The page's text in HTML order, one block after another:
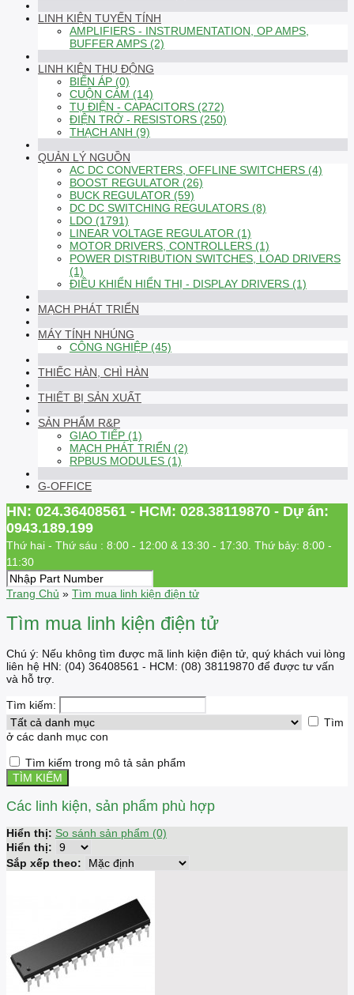
LINH KIỆN TUYẾN TÍNH
AMPLIFIERS - INSTRUMENTATION, OP AMPS,
BUFFER AMPS (2)
LINH KIỆN THỤ ĐỘNG
BIẾN ÁP (0)
CUỘN CẢM (14)
TỤ ĐIỆN - CAPACITORS (272)
ĐIỆN TRỞ - RESISTORS (250)
THẠCH ANH (9)
QUẢN LÝ NGUỒN
AC DC CONVERTERS, OFFLINE SWITCHERS (4)
BOOST REGULATOR (26)
BUCK REGULATOR (59)
DC DC SWITCHING REGULATORS (8)
LDO (1791)
LINEAR VOLTAGE REGULATOR (1)
MOTOR DRIVERS, CONTROLLERS (1)
POWER DISTRIBUTION SWITCHES, LOAD DRIVERS
(1)
ĐIỀU KHIỂN HIỂN THỊ - DISPLAY DRIVERS (1)
MẠCH PHÁT TRIỂN
MÁY TÍNH NHÚNG
CÔNG NGHIỆP (45)
THIẾC HÀN, CHÌ HÀN
THIẾT BỊ SẢN XUẤT
SẢN PHẨM R&P
GIAO TIẾP (1)
MẠCH PHÁT TRIỂN (2)
RPBUS MODULES (1)
G-OFFICE
HN: 024.36408561 - HCM: 028.38119870 - Dự án:
0943.189.199
Thứ hai - Thứ sáu : 8:00 - 12:00 & 13:30 - 17:30. Thứ bảy: 8:00 -
11:30
Trang Chủ » Tìm mua linh kiện điện tử
Tìm mua linh kiện điện tử
Chú ý: Nếu không tìm được mã linh kiện điện tử, quý khách vui lòng
liên hệ HN: (04) 36408561 - HCM: (08) 38119870 để được tư vấn
và hỗ trợ.
Tìm kiếm:
Tìm
ở các danh mục con
Tìm kiếm trong mô tả sản phẩm
Các linh kiện, sản phẩm phù hợp
Hiển thị: So sánh sản phẩm (0)
Hiển thị:
Sắp xếp theo: